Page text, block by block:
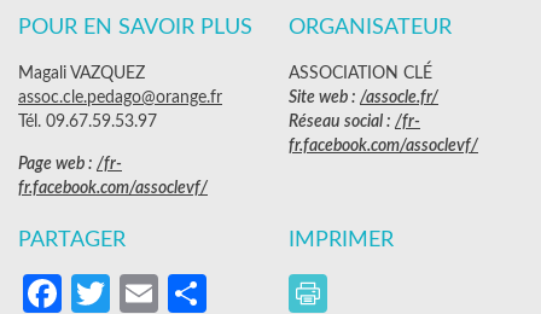
POUR EN SAVOIR PLUS
Magali VAZQUEZ
assoc.cle.pedago@orange.fr
Tél. 09.67.59.53.97
Page web : /fr-
fr.facebook.com/assoclevf/
ORGANISATEUR
ASSOCIATION CLÉ
Site web : /assocle.fr/
Réseau social : /fr-
fr.facebook.com/assoclevf/
PARTAGER
Facebook
Twitter
EmailPartager
IMPRIMER